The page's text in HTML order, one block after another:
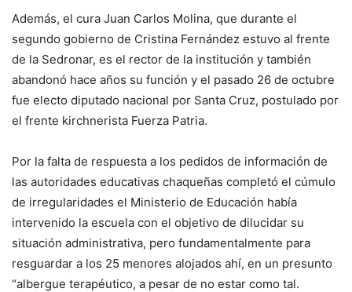
Además, el cura Juan Carlos Molina, que durante el
segundo gobierno de Cristina Fernández estuvo al frente
de la Sedronar, es el rector de la institución y también
abandonó hace años su función y el pasado 26 de octubre
fue electo diputado nacional por Santa Cruz, postulado por
el frente kirchnerista Fuerza Patria.
Por la falta de respuesta a los pedidos de información de
las autoridades educativas chaqueñas completó el cúmulo
de irregularidades el Ministerio de Educación había
intervenido la escuela con el objetivo de dilucidar su
situación administrativa, pero fundamentalmente para
resguardar a los 25 menores alojados ahí, en un presunto
“albergue terapéutico, a pesar de no estar como tal.